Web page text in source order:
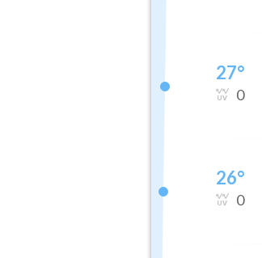
27°
0
26°
0